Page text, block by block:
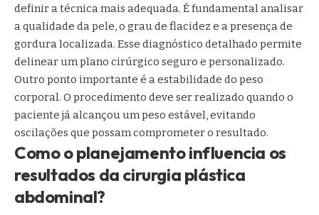
definir a técnica mais adequada. É fundamental analisar
a qualidade da pele, o grau de flacidez e a presença de
gordura localizada. Esse diagnóstico detalhado permite
delinear um plano cirúrgico seguro e personalizado.
Outro ponto importante é a estabilidade do peso
corporal. O procedimento deve ser realizado quando o
paciente já alcançou um peso estável, evitando
oscilações que possam comprometer o resultado.
Como o planejamento influencia os
resultados da cirurgia plástica
abdominal?